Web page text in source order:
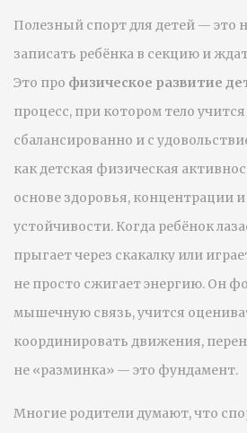
Полезный спорт для детей — это
записать ребёнка в секцию и
Это про физическое развитие
процесс, при котором тело
сбалансированно и с
какдетская физическая
основе здоровья, концентрации
устойчивости. Когда ребёнок
прыгает через скакалку или
не просто сжигает энергию. Он
мышечную связь, учится
координировать движения,
не «разминка» — это фундамент.
Многие родители думают, что